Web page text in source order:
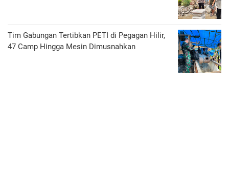
Tim Gabungan Tertibkan PETI di Pegagan Hilir,
47 Camp Hingga Mesin Dimusnahkan